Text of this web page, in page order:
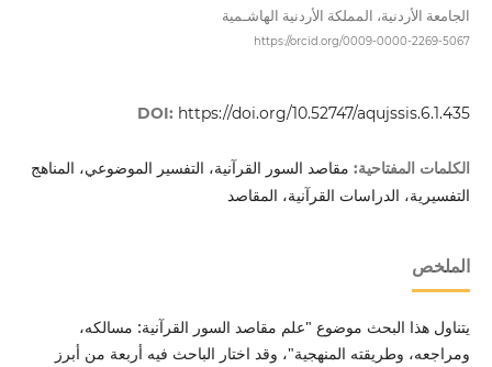
الجامعة الأردنية، المملكة الأردنية الهاشـمية
https://orcid.org/0009-0000-2269-5067
DOI: https://doi.org/10.52747/aqujssis.6.1.435
الكلمات المفتاحية: مقاصد السور القرآنية، التفسير الموضوعي، المناهج
التفسيرية، الدراسات القرآنية، المقاصد
الملخص
يتناول هذا البحث موضوع "علم مقاصد السور القرآنية: مسالكه،
ومراجعه، وطريقته المنهجية"، وقد اختار الباحث فيه أربعة من أبرز